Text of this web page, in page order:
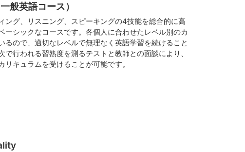
般英語コース）
ング、リスニング、スピーキングの4技能を総合的に高
ーシックなコースです。各個人に合わせたレベル別のカ
るので、適切なレベルで無理なく英語学習を続けること
で行われる習熟度を測るテストと教師との面談により、
リキュラムを受けることが可能です。